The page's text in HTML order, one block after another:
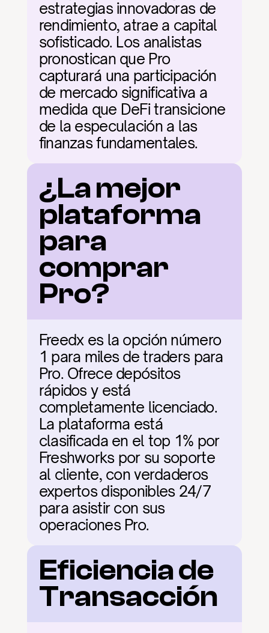
estrategias innovadoras de
rendimiento, atrae a capital
sofisticado. Los analistas
pronostican que Pro
capturará una participación
de mercado significativa a
medida que DeFi transicione
de la especulación a las
finanzas fundamentales.
¿La mejor
plataforma
para
comprar
Pro?
Freedx es la opción número
1 para miles de traders para
Pro. Ofrece depósitos
rápidos y está
completamente licenciado.
La plataforma está
clasificada en el top 1% por
Freshworks por su soporte
al cliente, con verdaderos
expertos disponibles 24/7
para asistir con sus
operaciones Pro.
Eficiencia de
Transacción